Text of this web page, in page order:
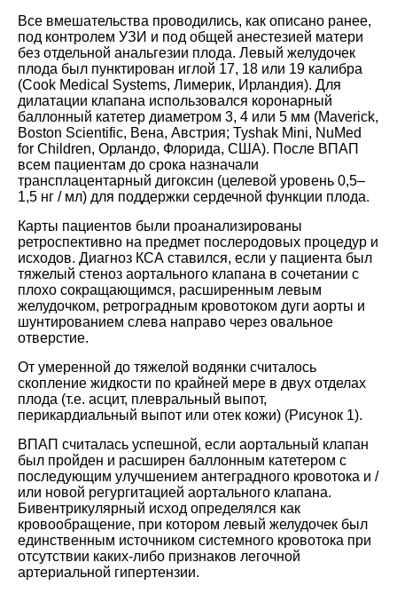
Все вмешательства проводились, как описано ранее,
под контролем УЗИ и под общей анестезией матери
без отдельной анальгезии плода. Левый желудочек
плода был пунктирован иглой 17, 18 или 19 калибра
(Cook Medical Systems, Лимерик, Ирландия). Для
дилатации клапана использовался коронарный
баллонный катетер диаметром 3, 4 или 5 мм (Maverick,
Boston Scientific, Вена, Австрия; Tyshak Mini, NuMed
for Children, Орландо, Флорида, США). После ВПАП
всем пациентам до срока назначали
трансплацентарный дигоксин (целевой уровень 0,5–
1,5 нг / мл) для поддержки сердечной функции плода.
Карты пациентов были проанализированы
ретроспективно на предмет послеродовых процедур и
исходов. Диагноз КСА ставился, если у пациента был
тяжелый стеноз аортального клапана в сочетании с
плохо сокращающимся, расширенным левым
желудочком, ретроградным кровотоком дуги аорты и
шунтированием слева направо через овальное
отверстие.
От умеренной до тяжелой водянки считалось
скопление жидкости по крайней мере в двух отделах
плода (т.е. асцит, плевральный выпот,
перикардиальный выпот или отек кожи) (Рисунок 1).
ВПАП считалась успешной, если аортальный клапан
был пройден и расширен баллонным катетером с
последующим улучшением антеградного кровотока и /
или новой регургитацией аортального клапана.
Бивентрикулярный исход определялся как
кровообращение, при котором левый желудочек был
единственным источником системного кровотока при
отсутствии каких-либо признаков легочной
артериальной гипертензии.